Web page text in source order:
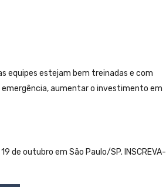
equipes estejam bem treinadas e com
aumentar o investimento em
de outubro em São Paulo/SP. INSCREVA-